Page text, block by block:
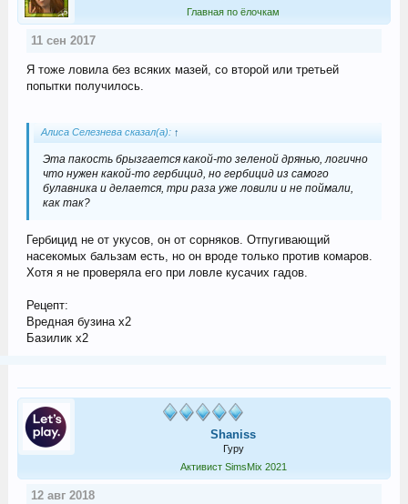
Главная по ёлочкам
11 сен 2017
Я тоже ловила без всяких мазей, со второй или третьей
попытки получилось.
Алиса Селезнева сказал(а): ↑
Эта пакость брызгается какой-то зеленой дрянью, логично
что нужен какой-то гербицид, но гербицид из самого
булавника и делается, три раза уже ловили и не поймали,
как так?
Гербицид не от укусов, он от сорняков. Отпугивающий
насекомых бальзам есть, но он вроде только против комаров.
Хотя я не проверяла его при ловле кусачих гадов.
Рецепт:
Вредная бузина х2
Базилик х2
Shaniss
Гуру
Активист SimsMix 2021
12 авг 2018